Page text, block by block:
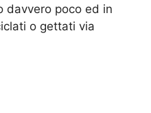
davvero poco ed in
o gettati via